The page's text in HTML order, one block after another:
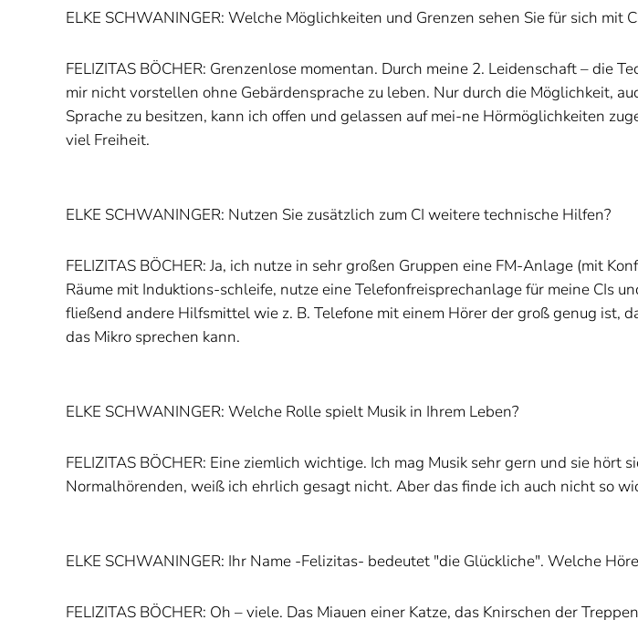
ELKE SCHWANINGER: Welche Möglichkeiten und Grenzen sehen Sie für sich mit
FELIZITAS BÖCHER: Grenzenlose momentan. Durch meine 2. Leidenschaft – die
mir nicht vorstellen ohne Gebärdensprache zu leben. Nur durch die Möglichkeit,
Sprache zu besitzen, kann ich offen und gelassen auf mei-ne Hörmöglichkeiten
viel Freiheit.
ELKE SCHWANINGER: Nutzen Sie zusätzlich zum CI weitere technische Hilfen?
FELIZITAS BÖCHER: Ja, ich nutze in sehr großen Gruppen eine FM-Anlage (mit
Räume mit Induktions-schleife, nutze eine Telefonfreisprechanlage für meine CIs
fließend andere Hilfsmittel wie z. B. Telefone mit einem Hörer der groß genug ist,
das Mikro sprechen kann.
ELKE SCHWANINGER: Welche Rolle spielt Musik in Ihrem Leben?
FELIZITAS BÖCHER: Eine ziemlich wichtige. Ich mag Musik sehr gern und sie
Normalhörenden, weiß ich ehrlich gesagt nicht. Aber das finde ich auch nicht so
ELKE SCHWANINGER: Ihr Name -Felizitas- bedeutet "die Glückliche". Welche
FELIZITAS BÖCHER: Oh – viele. Das Miauen einer Katze, das Knirschen der